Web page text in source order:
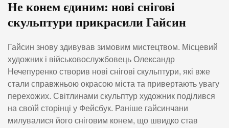
Не конем єдиним: нові снігові
скульптури прикрасили Гайсин
Гайсин знову здивував зимовим мистецтвом. Місцевий
художник і військовослужбовець Олександр
Нечепуренко створив нові снігові скульптури, які вже
стали справжньою окрасою міста та привертають увагу
перехожих. Світлинами скульптур художник поділився
на своїй сторінці у Фейсбук. Раніше гайсинчани
милувалися його сніговим конем, що швидко став